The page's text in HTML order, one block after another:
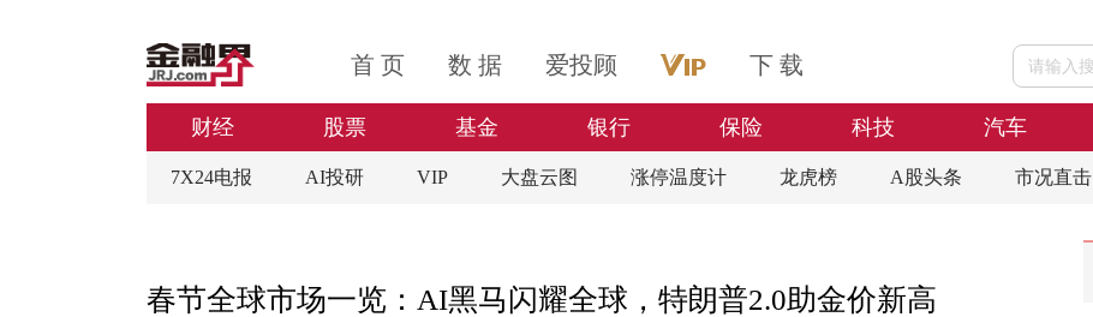
首 页 数 据 爱投顾 下 载
财经 股票 基金 银行 保险 科技 汽车
7X24电报 AI投研 VIP 大盘云图 涨停温度计 龙虎榜 A股头条 市况直击
春节全球市场一览：AI黑马闪耀全球，特朗普2.0助金价新高